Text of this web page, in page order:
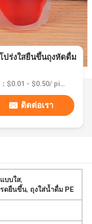
ปร่งใสยืนขึ้นถุงหัดดื่ม
ราคา：$0.01 - $0.50/ piece
ติดต่อเรา
บบใส,
รดยืนขึ้น, ถุงใส่น้ำดื่ม PE